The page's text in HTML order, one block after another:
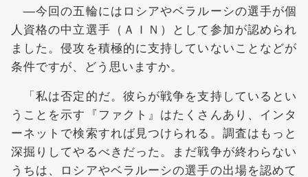
―今回の五輪にはロシアやベラルーシの選手が個
人資格の中立選手（ＡＩＮ）として参加が認められ
ました。侵攻を積極的に支持していないことなどが
条件ですが、どう思いますか。
「私は否定的だ。彼らが戦争を支持しているとい
うことを示す『ファクト』はたくさんあり、インタ
ーネットで検索すれば見つけられる。調査はもっと
深掘りしてやるべきだった。まだ戦争が終わらない
うちは、ロシアやベラルーシの選手の出場を認めて